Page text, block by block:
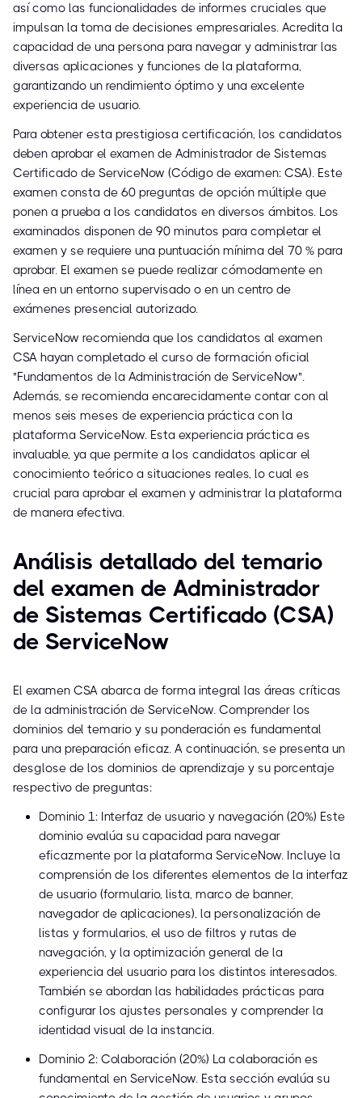
así como las funcionalidades de informes cruciales que
impulsan la toma de decisiones empresariales. Acredita la
capacidad de una persona para navegar y administrar las
diversas aplicaciones y funciones de la plataforma,
garantizando un rendimiento óptimo y una excelente
experiencia de usuario.
Para obtener esta prestigiosa certificación, los candidatos
deben aprobar el examen de Administrador de Sistemas
Certificado de ServiceNow (Código de examen: CSA). Este
examen consta de 60 preguntas de opción múltiple que
ponen a prueba a los candidatos en diversos ámbitos. Los
examinados disponen de 90 minutos para completar el
examen y se requiere una puntuación mínima del 70 % para
aprobar. El examen se puede realizar cómodamente en
línea en un entorno supervisado o en un centro de
exámenes presencial autorizado.
ServiceNow recomienda que los candidatos al examen
CSA hayan completado el curso de formación oficial
"Fundamentos de la Administración de ServiceNow".
Además, se recomienda encarecidamente contar con al
menos seis meses de experiencia práctica con la
plataforma ServiceNow. Esta experiencia práctica es
invaluable, ya que permite a los candidatos aplicar el
conocimiento teórico a situaciones reales, lo cual es
crucial para aprobar el examen y administrar la plataforma
de manera efectiva.
Análisis detallado del temario
del examen de Administrador
de Sistemas Certificado (CSA)
de ServiceNow
El examen CSA abarca de forma integral las áreas críticas
de la administración de ServiceNow. Comprender los
dominios del temario y su ponderación es fundamental
para una preparación eficaz. A continuación, se presenta un
desglose de los dominios de aprendizaje y su porcentaje
respectivo de preguntas:
Dominio 1: Interfaz de usuario y navegación (20%) Este
dominio evalúa su capacidad para navegar
eficazmente por la plataforma ServiceNow. Incluye la
comprensión de los diferentes elementos de la interfaz
de usuario (formulario, lista, marco de banner,
navegador de aplicaciones), la personalización de
listas y formularios, el uso de filtros y rutas de
navegación, y la optimización general de la
experiencia del usuario para los distintos interesados.
También se abordan las habilidades prácticas para
configurar los ajustes personales y comprender la
identidad visual de la instancia.
Dominio 2: Colaboración (20%) La colaboración es
fundamental en ServiceNow. Esta sección evalúa su